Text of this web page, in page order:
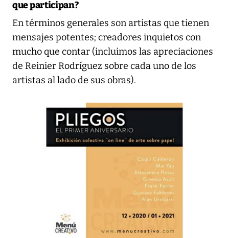
que participan?
En términos generales son artistas que tienen
mensajes potentes; creadores inquietos con
mucho que contar (incluimos las apreciaciones
de Reinier Rodríguez sobre cada uno de los
artistas al lado de sus obras).